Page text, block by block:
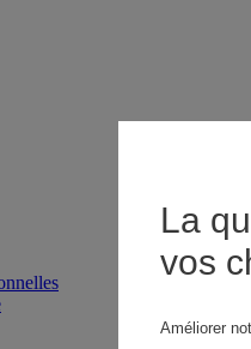
La
vos
Améliorer